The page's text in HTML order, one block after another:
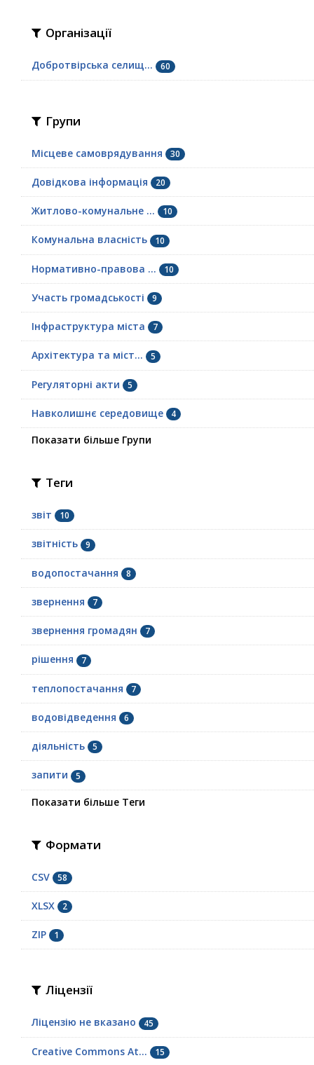
Організації
Добротвірська селищ... 60
Групи
Місцеве самоврядування 30
Довідкова інформація 20
Житлово-комунальне ... 10
Комунальна власність 10
Нормативно-правова ... 10
Участь громадськості 9
Інфраструктура міста 7
Архітектура та міст... 5
Регуляторні акти 5
Навколишнє середовище 4
Показати більше Групи
Теги
звіт 10
звітність 9
водопостачання 8
звернення 7
звернення громадян 7
рішення 7
теплопостачання 7
водовідведення 6
діяльність 5
запити 5
Показати більше Теги
Формати
CSV 58
XLSX 2
ZIP 1
Ліцензії
Ліцензію не вказано 45
Creative Commons At... 15